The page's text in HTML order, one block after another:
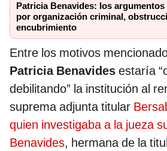
Patricia Benavides: los
por organización criminal,
encubrimiento
Entre los motivos
Patricia Benavides estaría
debilitando” la institución al
suprema adjunta titular
quien investigaba a la jueza
Benavides, hermana de la